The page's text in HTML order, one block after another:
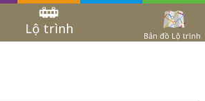
Lộ trình Bản đồ Lộ trình